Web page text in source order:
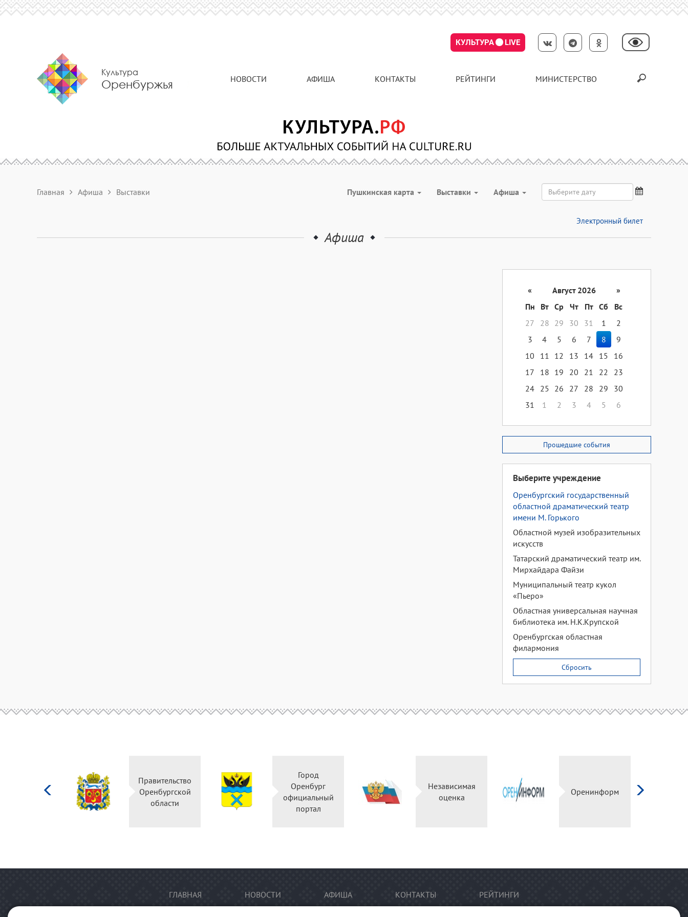
КУЛЬТУРА LIVE
Культура
Оренбуржья НОВОСТИ АФИША КОНТАКТЫ РЕЙТИНГИ МИНИСТЕРСТВО
Главная Афиша Выставки Пушкинская карта Выставки Aфиша
Электронный билет
Афиша
« Август 2026
»
Пн
Вт Ср Чт Пт Сб
Вс
27
28 29 30 31 1
2
3
4 5 6 7 8
9
10
11 12 13 14 15
16
17
18 19 20 21 22
23
24 25 26 27 28 29
30
31
1 2 3 4 5 6
Прошедшие события
Выберите учреждение
Оренбургский государственный
областной драматический театр
имени М. Горького
Областной музей изобразительных
искусств
Татарский драматический театр им.
Мирхайдара Файзи
Муниципальный театр кукол
«Пьеро»
Областная универсальная научная
библиотека им. Н.К.Крупской
Оренбургская областная
филармония
Сбросить
Правительство
Оренбургской
области
Город
Оренбург
официальный
портал
Независимая
оценка
Оренинформ
ГЛАВНАЯ НОВОСТИ АФИША КОНТАКТЫ РЕЙТИНГИ